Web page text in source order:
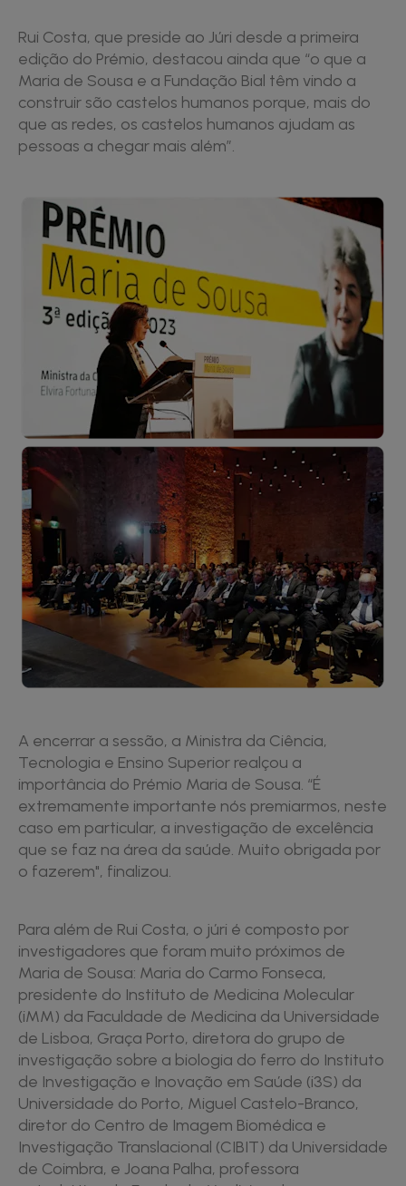
Rui Costa, que preside ao Júri desde a primeira
edição do Prémio, destacou ainda que “o que a
Maria de Sousa e a Fundação Bial têm vindo a
construir são castelos humanos porque, mais do
que as redes, os castelos humanos ajudam as
pessoas a chegar mais além”.
A encerrar a sessão, a Ministra da Ciência,
Tecnologia e Ensino Superior realçou a
importância do Prémio Maria de Sousa. “É
extremamente importante nós premiarmos, neste
caso em particular, a investigação de excelência
que se faz na área da saúde. Muito obrigada por
o fazerem", finalizou.
Para além de Rui Costa, o júri é composto por
investigadores que foram muito próximos de
Maria de Sousa: Maria do Carmo Fonseca,
presidente do Instituto de Medicina Molecular
(iMM) da Faculdade de Medicina da Universidade
de Lisboa, Graça Porto, diretora do grupo de
investigação sobre a biologia do ferro do Instituto
de Investigação e Inovação em Saúde (i3S) da
Universidade do Porto, Miguel Castelo-Branco,
diretor do Centro de Imagem Biomédica e
Investigação Translacional (CIBIT) da Universidade
de Coimbra, e Joana Palha, professora